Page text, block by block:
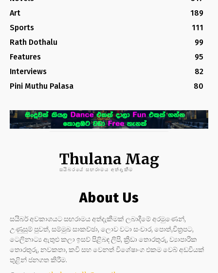
Art
189
Sports
111
Rath Dothalu
99
Features
95
Interviews
82
Pini Muthu Palasa
80
Thulana Mag
සයිබරයේ සඟරාමය අත්දැකීම
About Us
සයිබර් අවකාශයට සඟරාමය අත්දැකීමක් ලබාදීමේ අරමුණෙන්,
උණුසුම් පුවත්, සම්මුඛ සාකච්ඡා, ලොව වටා සංචාර, පොත්,චිත්‍රපට,
ටෙලිනාට්‍ය ඇතුළු කලා ඉසව් පිළිබඳ ලිපි, ක්‍රීඩා තොරතුරු, ව්‍යාපාරික
තොරතුරු, නවකතා, කවි සහ වෙනත් විශේෂාංග එකම වෙබ් අඩවියක්
තුළින් ජනගත කිරීම.